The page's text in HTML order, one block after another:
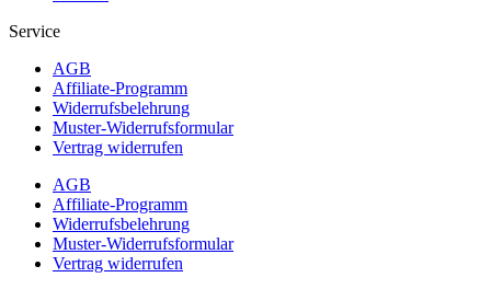
Service
AGB
Affiliate-Programm
Widerrufsbelehrung
Muster-Widerrufsformular
Vertrag widerrufen
AGB
Affiliate-Programm
Widerrufsbelehrung
Muster-Widerrufsformular
Vertrag widerrufen